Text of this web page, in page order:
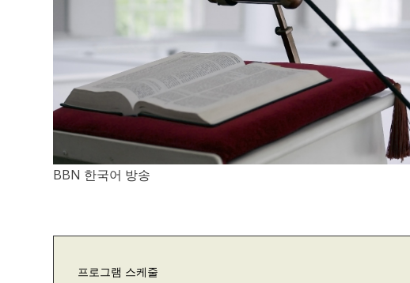
BBN 한국어 방송
프로그램 스케줄